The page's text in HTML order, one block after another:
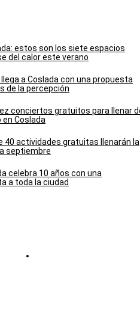
estos son los siete espacios
del calor este verano
a Coslada con una propuesta
de la percepción
conciertos gratuitos para llenar
Coslada
40 actividades gratuitas llenarán la
septiembre
celebra 10 años con una
a toda la ciudad
cookies